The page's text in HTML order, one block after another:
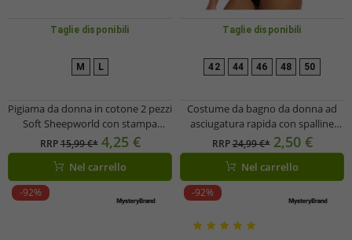
Taglie disponibili
M L
Pigiama da donna in cotone 2 pezzi
Soft Sheepworld con stampa
Corona e Prosecco, parte superiore
e parte inferiore, 9860552,
Grigio/Bianco/Multicolore
RRP15,99 €* 4,25 €
Nel carrello
Taglie disponibili
42 44 46 48 50
Costume da bagno da donna ad
asciugatura rapida con spalline
incrociate sulla schiena, modello
953659, nero
RRP24,99 €* 2,50 €
Nel carrello
-92% -92%